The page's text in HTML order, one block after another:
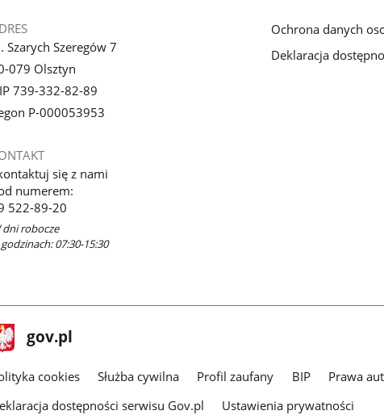
Szarych Szeregów 7
079 Olsztyn
739-332-82-89
P-000053953
się z nami
numerem:
522-89-20
dni robocze
07:30-15:30
Ochrona danych
Deklaracja
Strona
gov.pl
gov.pl
cookies Służba cywilna Profil zaufany BIP Prawa
dostępności serwisu Gov.pl
Ustawienia prywatności